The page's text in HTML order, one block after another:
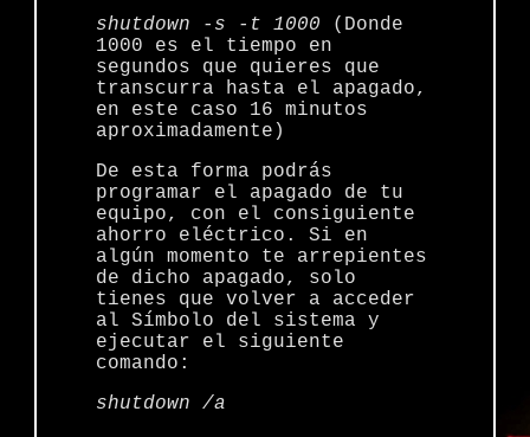
shutdown -s -t 1000 (Donde
1000 es el tiempo en
segundos que quieres que
transcurra hasta el apagado,
en este caso 16 minutos
aproximadamente)
De esta forma podrás
programar el apagado de tu
equipo, con el consiguiente
ahorro eléctrico. Si en
algún momento te arrepientes
de dicho apagado, solo
tienes que volver a acceder
al Símbolo del sistema y
ejecutar el siguiente
comando:
shutdown /a